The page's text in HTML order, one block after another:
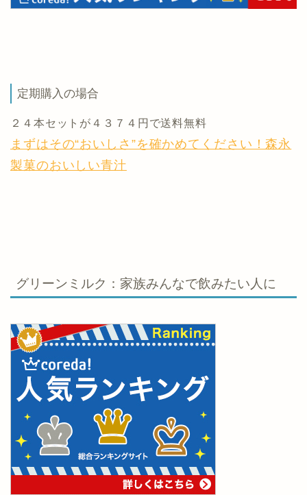
定期購入の場合
２４本セットが４３７４円で送料無料
まずはその“おいしさ”を確かめてください！森永
製菓のおいしい青汁
グリーンミルク：家族みんなで飲みたい人に